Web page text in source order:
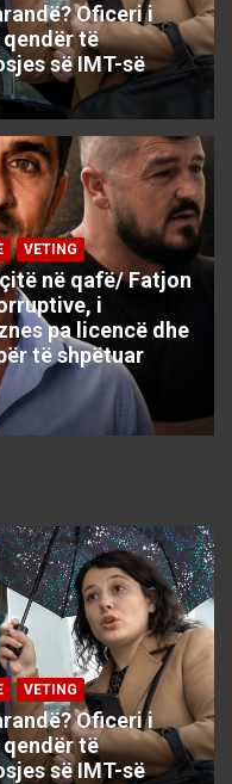
Oficeri i
të
së IMT-së
VETING
në qafë/ Fatjon
i
pa licencë dhe
të shpëtuar
VETING
Oficeri i
të
së IMT-së